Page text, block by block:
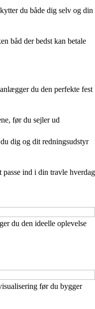
du både dig selv og din
båd der bedst kan betale
du den perfekte fest
før du sejler ud
dig og dit redningsudstyr
ind i din travle hverdag
du den ideelle oplevelse
før du bygger